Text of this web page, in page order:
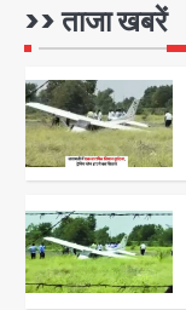
>> ताजा खबरें
1
2
3